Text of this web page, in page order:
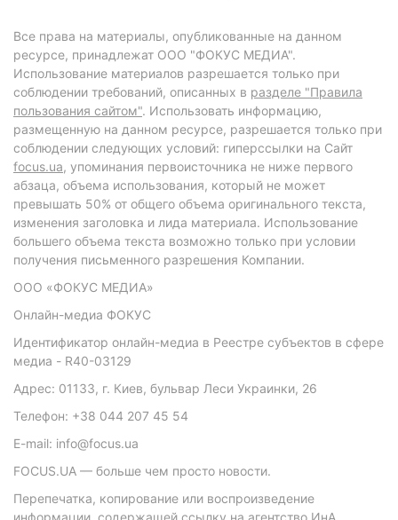
Все права на материалы, опубликованные на данном
ресурсе, принадлежат ООО "ФОКУС МЕДИА".
Использование материалов разрешается только при
соблюдении требований, описанных в разделе "Правила
пользования сайтом". Использовать информацию,
размещенную на данном ресурсе, разрешается только при
соблюдении следующих условий: гиперссылки на Сайт
focus.ua, упоминания первоисточника не ниже первого
абзаца, объема использования, который не может
превышать 50% от общего объема оригинального текста,
изменения заголовка и лида материала. Использование
большего объема текста возможно только при условии
получения письменного разрешения Компании.
ООО «ФОКУС МЕДИА»
Онлайн-медиа ФОКУС
Идентификатор онлайн-медиа в Реестре субъектов в сфере
медиа - R40-03129
Адрес: 01133, г. Киев, бульвар Леси Украинки, 26
Телефон: +38 044 207 45 54
E-mail: info@focus.ua
FOCUS.UA — больше чем просто новости.
Перепечатка, копирование или воспроизведение